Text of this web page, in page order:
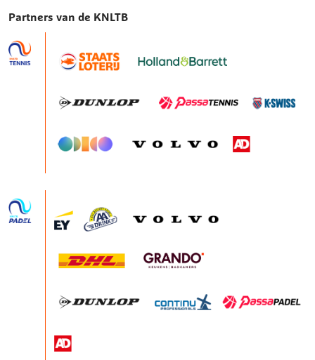
Partners van de KNLTB